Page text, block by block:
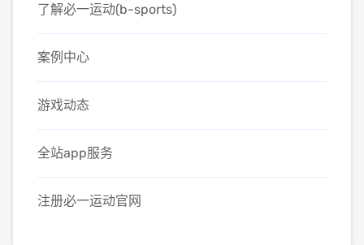
了解必一运动(b-sports)
案例中心
游戏动态
全站app服务
注册必一运动官网